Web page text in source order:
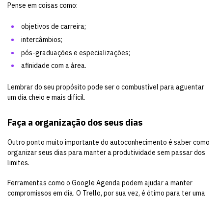
Pense em coisas como:
objetivos de carreira;
intercâmbios;
pós-graduações e especializações;
afinidade com a área.
Lembrar do seu propósito pode ser o combustível para aguentar
um dia cheio e mais difícil.
Faça a organização dos seus dias
Outro ponto muito importante do autoconhecimento é saber como
organizar seus dias para manter a produtividade sem passar dos
limites.
Ferramentas como o Google Agenda podem ajudar a manter
compromissos em dia. O Trello, por sua vez, é ótimo para ter uma